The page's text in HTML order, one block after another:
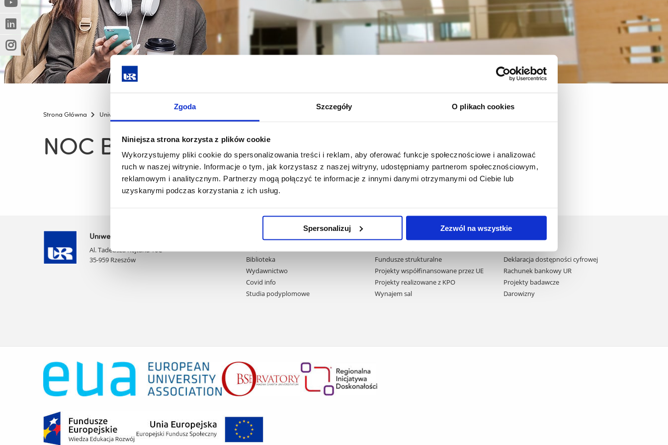
Zgoda Szczegóły O plikach cookies
Niniejsza strona korzysta z plików cookie
Wykorzystujemy pliki cookie do spersonalizowania treści i reklam, aby oferować funkcje społecznościowe i analizować
ruch w naszej witrynie. Informacje o tym, jak korzystasz z naszej witryny, udostępniamy partnerom społecznościowym,
reklamowym i analitycznym. Partnerzy mogą połączyć te informacje z innymi danymi otrzymanymi od Ciebie lub
uzyskanymi podczas korzystania z ich usług.
Spersonalizuj Zezwól na wszystkie
innej
strony)
(Nowe
okno)
(Link
do
innej
strony)
(Nowe
okno)
(Link
do
innej
strony)
(Nowe
okno)
(Link
do
innej
strony)
Strona Główna Uniwersytet
NOC BIOLOGÓW 2023
Uniwersytet Rzeszowski
Al. Tadeusza Rejtana 16C
35-959 Rzeszów
i
przejdź
do
treści
Polityka prywatności
Biblioteka
Wydawnictwo
Covid info
Studia podyplomowe
Praca na UR
Fundusze strukturalne
Projekty współfinansowane przez UE
Projekty realizowane z KPO
Wynajem sal
Domy studenta
Deklaracja dostępności cyfrowej
Rachunek bankowy UR
Projekty badawcze
Darowizny